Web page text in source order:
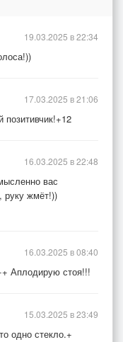
19.03.2025 в 22:34
17.03.2025 в 21:06
вас
руку жмёт!))
16.03.2025 в 22:48
Аплодирую стоя!!!
16.03.2025 в 08:40
одно стекло.+
15.03.2025 в 23:49